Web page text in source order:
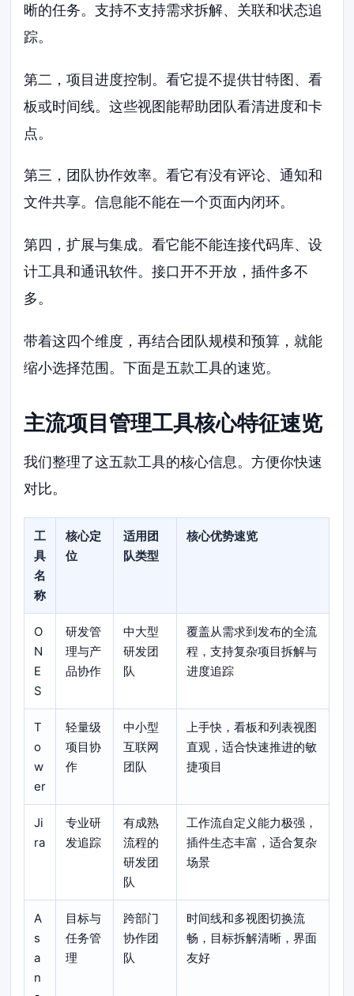
晰的任务。支持不支持需求拆解、关联和状态追
踪。
第二，项目进度控制。看它提不提供甘特图、看
板或时间线。这些视图能帮助团队看清进度和卡
点。
第三，团队协作效率。看它有没有评论、通知和
文件共享。信息能不能在一个页面内闭环。
第四，扩展与集成。看它能不能连接代码库、设
计工具和通讯软件。接口开不开放，插件多不
多。
带着这四个维度，再结合团队规模和预算，就能
缩小选择范围。下面是五款工具的速览。
主流项目管理工具核心特征速览
我们整理了这五款工具的核心信息。方便你快速
对比。
工
具
名
称
核心定
位
适用团
队类型
核心优势速览
O
N
E
S
研发管
理与产
品协作
中大型
研发团
队
覆盖从需求到发布的全流
程，支持复杂项目拆解与
进度追踪
T
o
w
er
轻量级
项目协
作
中小型
互联网
团队
上手快，看板和列表视图
直观，适合快速推进的敏
捷项目
Ji
ra
专业研
发追踪
有成熟
流程的
研发团
队
工作流自定义能力极强，
插件生态丰富，适合复杂
场景
A
s
a
n
目标与
任务管
理
跨部门
协作团
队
时间线和多视图切换流
畅，目标拆解清晰，界面
友好